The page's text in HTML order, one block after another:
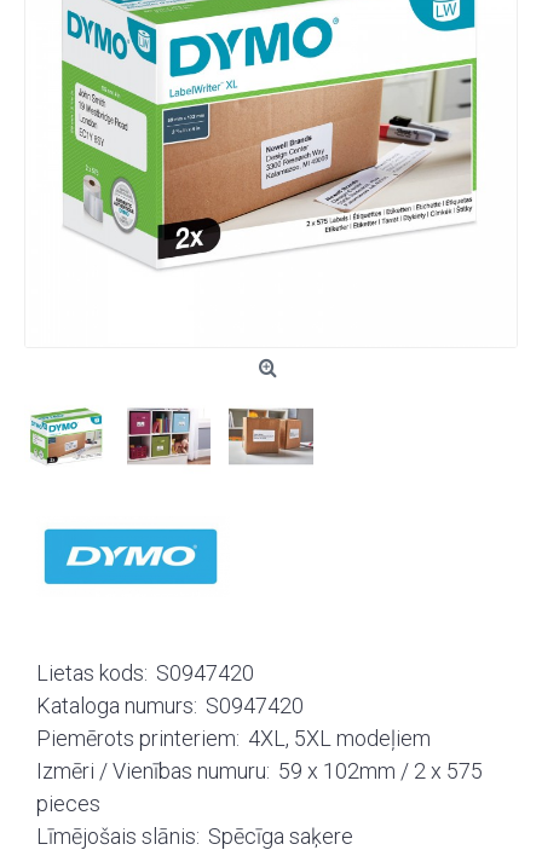
Lietas kods: S0947420
Kataloga numurs: S0947420
Piemērots printeriem: 4XL, 5XL modeļiem
Izmēri / Vienības numuru: 59 x 102mm / 2 x 575
pieces
Līmējošais slānis: Spēcīga saķere